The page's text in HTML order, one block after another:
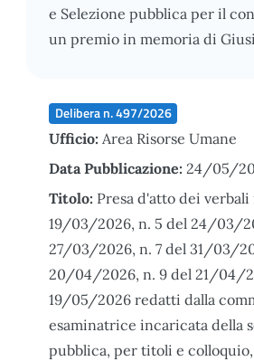
e Selezione pubblica per il
un premio in memoria di
Delibera n. 497/2026
Ufficio: Area Risorse Umane
Data Pubblicazione: 24/05/
Titolo: Presa d'atto dei verbali
19/03/2026, n. 5 del 24/03/
27/03/2026, n. 7 del 31/03/
20/04/2026, n. 9 del 21/04/
19/05/2026 redatti dalla
esaminatrice incaricata della
pubblica, per titoli e